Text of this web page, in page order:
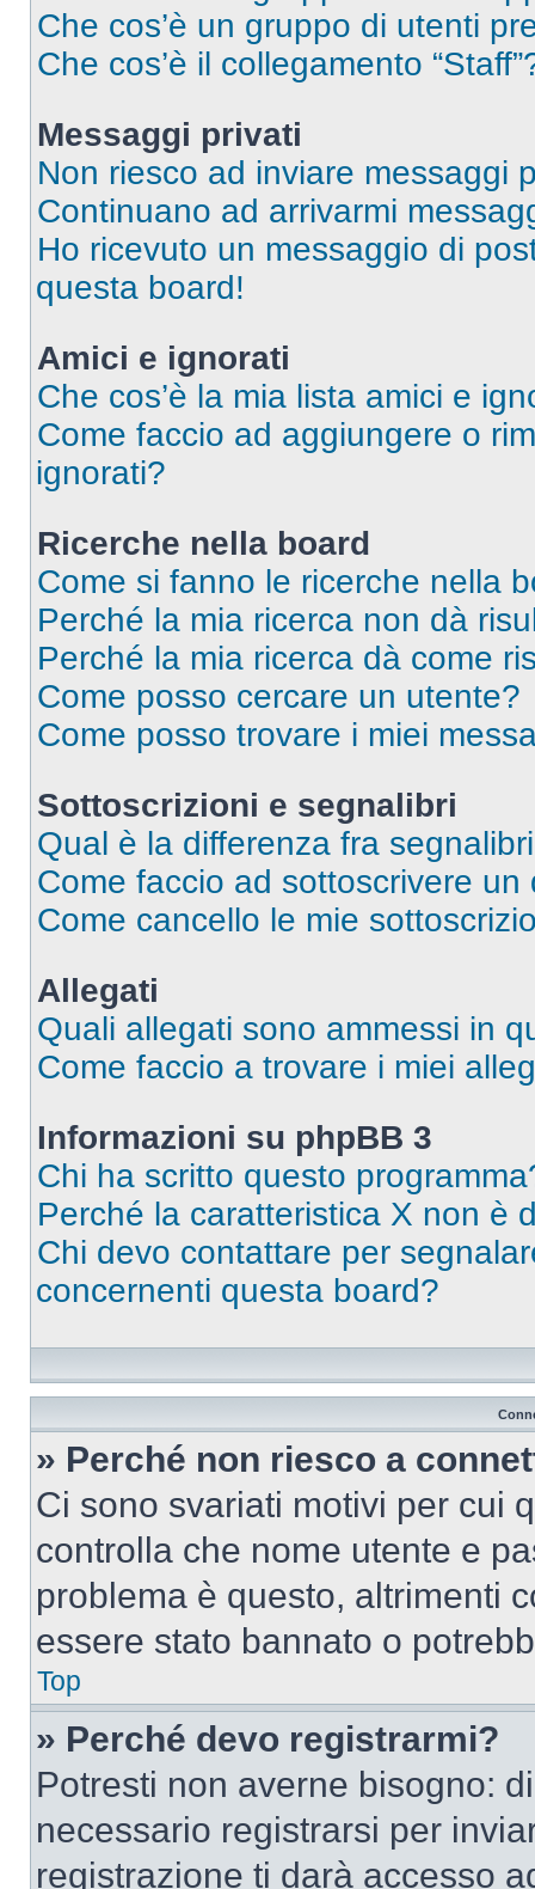
Che cos’è un gruppo di utenti
Che cos’è il collegamento
Messaggi privati
Non riesco ad inviare messaggi
Continuano ad arrivarmi
Ho ricevuto un messaggio di
questa board!
Amici e ignorati
Che cos’è la mia lista amici e
Come faccio ad aggiungere o
ignorati?
Ricerche nella board
Come si fanno le ricerche nella
Perché la mia ricerca non dà
Perché la mia ricerca dà come
Come posso cercare un utente?
Come posso trovare i miei
Sottoscrizioni e segnalibri
Qual è la differenza fra
Come faccio ad sottoscrivere
Come cancello le mie
Allegati
Quali allegati sono ammessi in
Come faccio a trovare i miei
Informazioni su phpBB 3
Chi ha scritto questo
Perché la caratteristica X non è
Chi devo contattare per
concernenti questa board?
» Perché non riesco a
Ci sono svariati motivi per cui
controlla che nome utente e
problema è questo, altrimenti
essere stato bannato o
Top
» Perché devo registrarmi?
Potresti non averne bisogno:
necessario registrarsi per
registrazione ti darà accesso